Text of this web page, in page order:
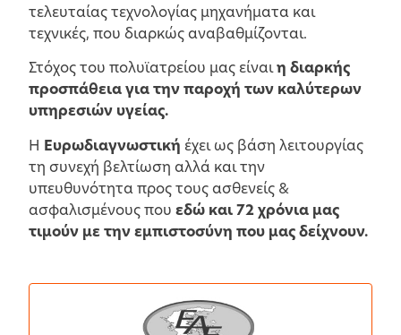
τελευταίας τεχνολογίας μηχανήματα και
τεχνικές, που διαρκώς αναβαθμίζονται.
Στόχος του πολυϊατρείου μας είναιη διαρκής
προσπάθεια για την παροχή των καλύτερων
υπηρεσιών υγείας.
Η Ευρωδιαγνωστική έχει ως βάση λειτουργίας
τη συνεχή βελτίωση αλλά και την
υπευθυνότητα προς τους ασθενείς &
ασφαλισμένους που εδώ και 72 χρόνια μας
τιμούν με την εμπιστοσύνη που μας δείχνουν.